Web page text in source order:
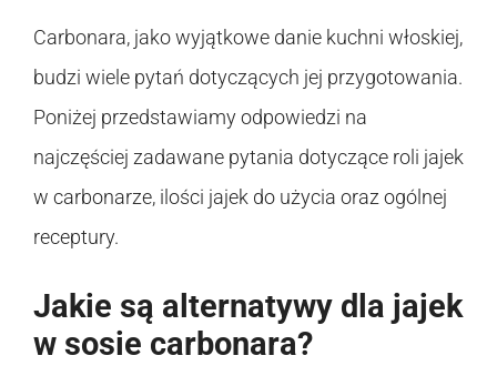
Carbonara, jako wyjątkowe danie kuchni włoskiej,
budzi wiele pytań dotyczących jej przygotowania.
Poniżej przedstawiamy odpowiedzi na
najczęściej zadawane pytania dotyczące roli jajek
w carbonarze, ilości jajek do użycia oraz ogólnej
receptury.
Jakie są alternatywy dla jajek
w sosie carbonara?